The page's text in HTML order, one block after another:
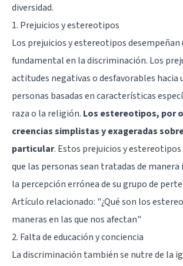
diversidad.
1. Prejuicios y estereotipos
Los prejuicios y estereotipos desempeñan
fundamental en la discriminación. Los
actitudes negativas o desfavorables hacia
personas basadas en características
raza o la religión. Los estereotipos, por
creencias simplistas y exageradas
particular. Estos prejuicios y
que las personas sean tratadas de
la percepción errónea de su grupo de
Artículo relacionado: "¿Qué son los
maneras en las que nos afectan"
2. Falta de educación y conciencia
La discriminación también se nutre de la